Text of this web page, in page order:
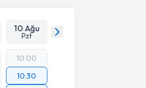
10 Ağu
Pzt
10:00
10:30